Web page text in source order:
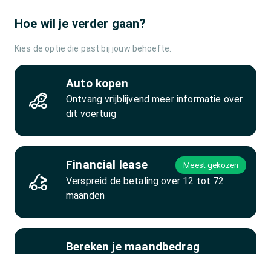
Hoe wil je verder gaan?
Kies de optie die past bij jouw behoefte.
Auto kopen
Ontvang vrijblijvend meer informatie over
dit voertuig
Financial lease Meest gekozen
Verspreid de betaling over 12 tot 72
maanden
Bereken je maandbedrag